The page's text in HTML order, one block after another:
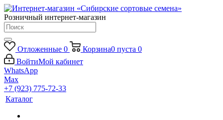
Розничный интернет-магазин
Отложенные 0 Корзина0 пуста 0
ВойтиМой кабинет
WhatsApp
Max
+7 (923) 775-72-33
Каталог